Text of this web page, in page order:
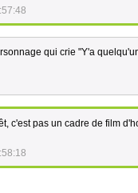
qui crie "Y'a
c'est pas un cadre de film